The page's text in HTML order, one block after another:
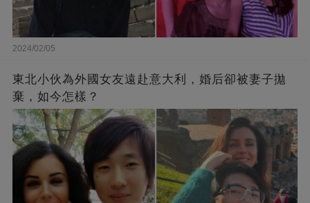
2024/02/05
東北小伙為外國女友遠赴意大利，婚后卻被妻子拋
棄，如今怎樣？